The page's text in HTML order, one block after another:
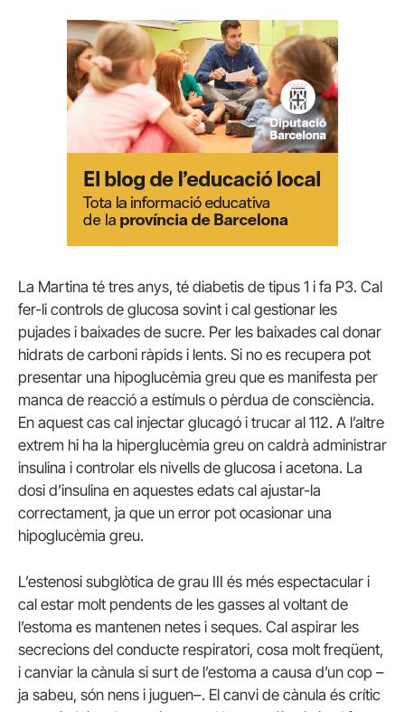
La Martina té tres anys, té diabetis de tipus 1 i fa P3. Cal
fer-li controls de glucosa sovint i cal gestionar les
pujades i baixades de sucre. Per les baixades cal donar
hidrats de carboni ràpids i lents. Si no es recupera pot
presentar una hipoglucèmia greu que es manifesta per
manca de reacció a estímuls o pèrdua de consciència.
En aquest cas cal injectar glucagó i trucar al 112. A l’altre
extrem hi ha la hiperglucèmia greu on caldrà administrar
insulina i controlar els nivells de glucosa i acetona. La
dosi d’insulina en aquestes edats cal ajustar-la
correctament, ja que un error pot ocasionar una
hipoglucèmia greu.
L’estenosi subglòtica de grau III és més espectacular i
cal estar molt pendents de les gasses al voltant de
l’estoma es mantenen netes i seques. Cal aspirar les
secrecions del conducte respiratori, cosa molt freqüent,
i canviar la cànula si surt de l’estoma a causa d’un cop –
ja sabeu, són nens i juguen–. El canvi de cànula és crític